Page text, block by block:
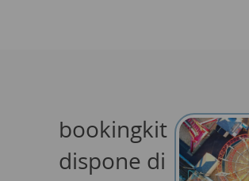
bookingkit
dispone di